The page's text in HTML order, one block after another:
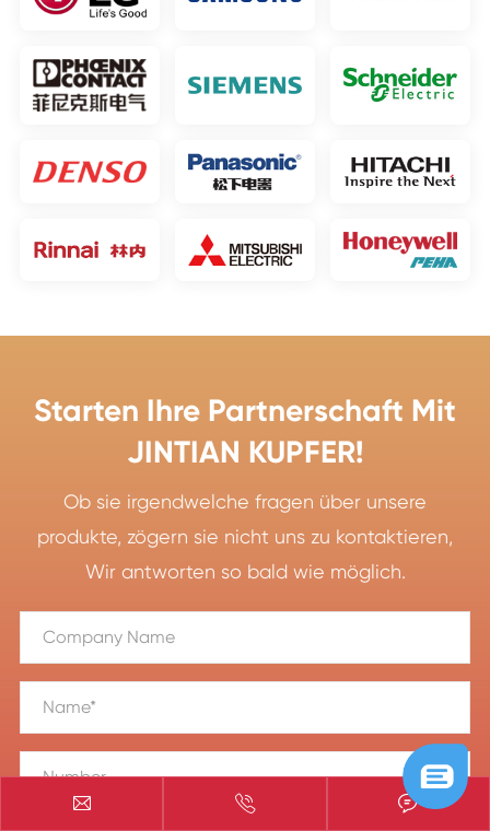
Starten Ihre Partnerschaft Mit
JINTIAN KUPFER!
Ob sie irgendwelche fragen über unsere
produkte, zögern sie nicht uns zu kontaktieren,
Wir antworten so bald wie möglich.
  